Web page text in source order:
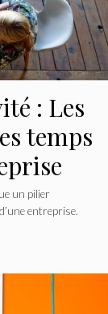
: Les
temps
un pilier
entreprise.